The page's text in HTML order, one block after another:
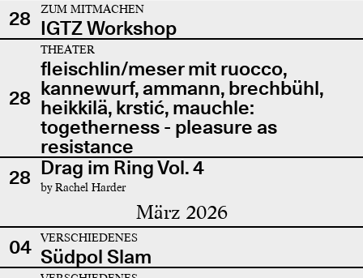
28
ZUM MITMACHEN
IGTZ Workshop
28
THEATER
fleischlin/meser mit ruocco,
kannewurf, ammann, brechbühl,
heikkilä, krstić, mauchle:
togetherness - pleasure as
resistance
28 Drag im Ring Vol. 4
by Rachel Harder
März 2026
04 VERSCHIEDENES
Südpol Slam